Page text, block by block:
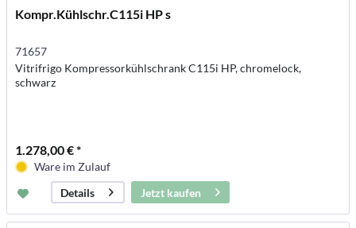
Kompr.Kühlschr.C115i HP s
71657
Vitrifrigo Kompressorkühlschrank C115i HP, chromelock,
schwarz
1.278,00 € *
Ware im Zulauf
Details
Jetzt kaufen